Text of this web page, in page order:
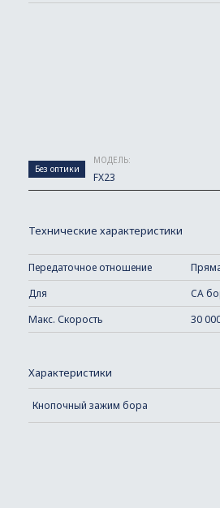
Без оптики
МОДЕЛЬ:
FX23
Технические характеристики
Передаточное отношение
Для
CA
Макс. Скорость
30
Характеристики
Кнопочный зажим бора